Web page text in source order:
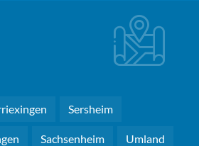
Sersheim
Sachsenheim Umland